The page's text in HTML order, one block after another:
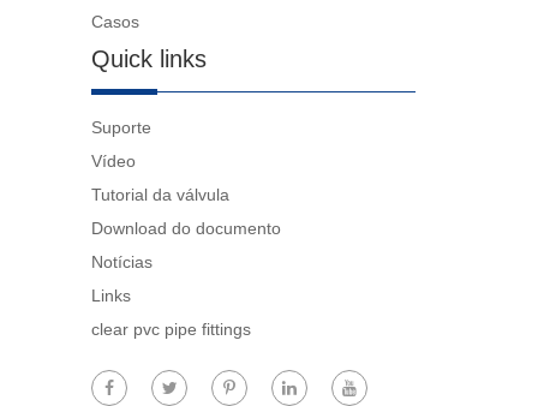
Casos
Quick links
Suporte
Vídeo
Tutorial da válvula
Download do documento
Notícias
Links
clear pvc pipe fittings